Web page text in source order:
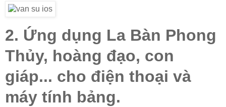
2. Ứng dụng La Bàn Phong
Thủy, hoàng đạo, con
giáp... cho điện thoại và
máy tính bảng.